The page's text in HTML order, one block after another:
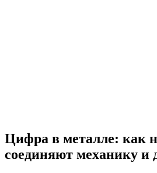
Цифра в металле: как
соединяют механику и